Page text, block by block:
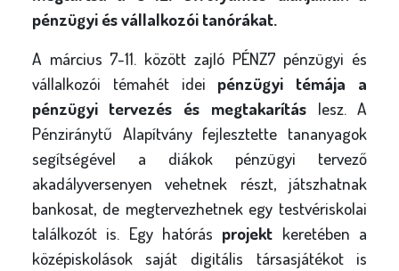
pénzügyi és vállalkozói tanórákat.
A március 7-11. között zajló PÉNZ7 pénzügyi és
vállalkozói témahét idei pénzügyi témája a
pénzügyi tervezés és megtakarításlesz. A
Pénziránytű Alapítvány fejlesztette tananyagok
segítségével a diákok pénzügyi tervező
akadályversenyen vehetnek részt, játszhatnak
bankosat, de megtervezhetnek egy testvériskolai
találkozót is. Egy hatórás projekt keretében a
középiskolások saját digitális társasjátékot is